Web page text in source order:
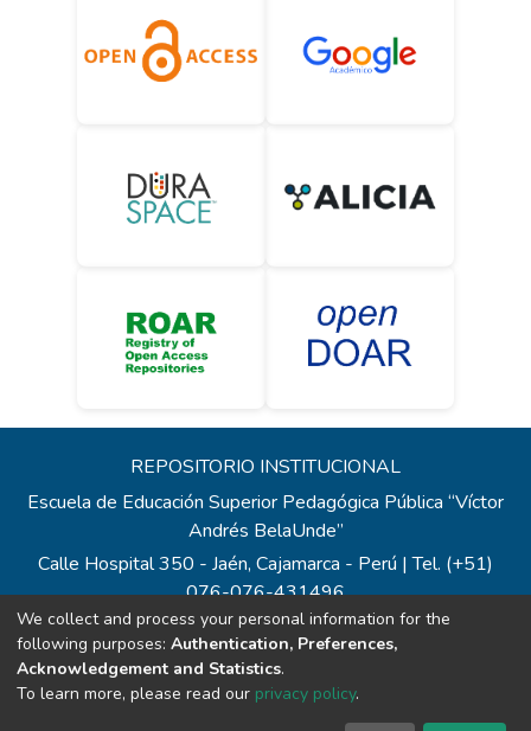
REPOSITORIO INSTITUCIONAL
Escuela de Educación Superior Pedagógica Pública “Víctor
Andrés BelaUnde”
Calle Hospital 350 - Jaén, Cajamarca - Perú | Tel. (+51)
076-076-431496
Todos los contenidos de repositorio.eesppvab.edu.pe están
bajo la Licencia Creative Commons
Correo:repositorio@eesppvab.edu.pe
We collect and process your personal information for the
following purposes: Authentication, Preferences,
Acknowledgement and Statistics.
To learn more, please read our privacy policy.